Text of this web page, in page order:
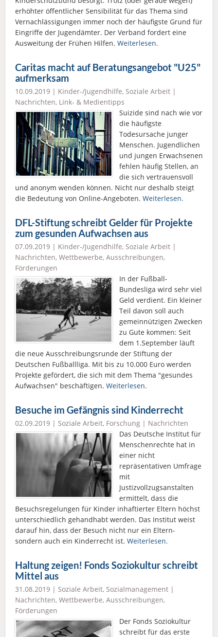
erhöhter öffentlicher Sensibilität für das Thema sind
Vernachlässigungen immer noch der häufigste Grund für
Eingriffe der Jugendämter. Der Verband fordert eine
Ausweitung der Frühen Hilfen. Weiterlesen.
Caritas macht auf Beratungsangebot "U25"
aufmerksam
10.09.2019 | Kinder-/Jugendhilfe, Soziale Arbeit |
Nachrichten, Link- & Medientipps
Suizide sind nach wie vor
die häufigste
Todesursache junger
Menschen. Jugendlichen
und jungen Erwachsenen
fehlen häufig Stellen, an
die sich vertrauensvoll
und anonym wenden können. Nicht nur deshalb steigt
die Bedeutung von Online-Angeboten. Weiterlesen.
DFL-Stiftung schreibt Gelder für Projekte
zum gesunden Aufwachsen aus
07.09.2019 | Kinder-/Jugendhilfe, Soziale Arbeit |
Nachrichten, Wettbewerbe, Ausschreibungen,
Förderungen
In der Fußball-
Bundesliga wird sehr viel
Geld verdient. Ein kleiner
Teil davon soll auch
gemeinnützigen Zwecken
zu Gute kommen: Seit
dem 1.September läuft
die neue Ausschreibungsrunde der Stiftung der
Deutschen Fußballliga. Mit bis zu 10.000 Euro werden
Projekte gefördert, die sich mit dem Thema "gesundes
Aufwachsen" beschäftigen. Weiterlesen.
Besuche im Gefängnis sind Kinderrecht
02.09.2019 | Soziale Arbeit, Forschung | Nachrichten
Das Deutsche Institut für
Menschenrechte hat in
einer nicht
repräsentativen Umfrage
mit
Justizvollzugsanstalten
ermittelt, dass die
Besuchsregelungen für Kinder inhaftierter Eltern höchst
unterschiedlich gehandhabt werden. Das Institut weist
darauf hin, dass der Besuch nicht nur ein Eltern-
sondern auch ein Kinderrecht ist. Weiterlesen.
Haltung zeigen! Fonds Soziokultur schreibt
Mittel aus
31.08.2019 | Soziale Arbeit, Sozialmanagement |
Nachrichten, Wettbewerbe, Ausschreibungen,
Förderungen
Der Fonds Soziokultur
schreibt für das erste